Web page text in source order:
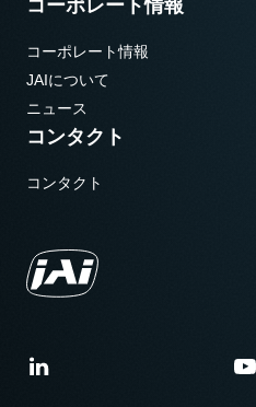
コーポレート情報
コーポレート情報
JAIについて
ニュース
コンタクト
コンタクト